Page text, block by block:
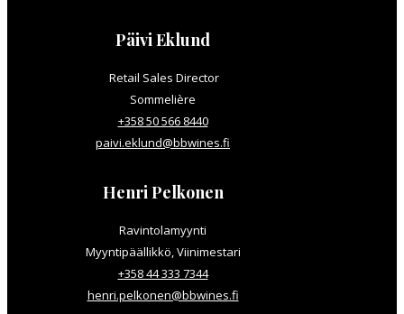
Päivi Eklund
Retail Sales Director
Sommelière
+358 50 566 8440
paivi.eklund@bbwines.fi
Henri Pelkonen
Ravintolamyynti
Myyntipäällikkö, Viinimestari
+358 44 333 7344
henri.pelkonen@bbwines.fi